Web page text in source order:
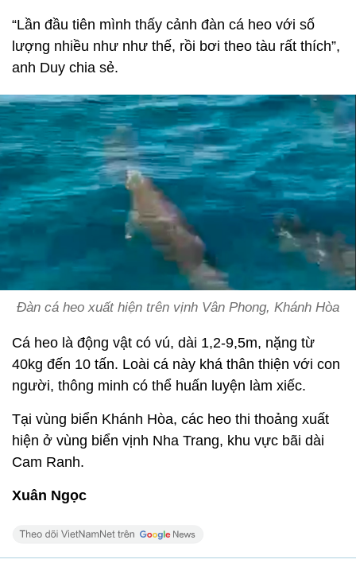
“Lần đầu tiên mình thấy cảnh đàn cá heo với số
lượng nhiều như như thế, rồi bơi theo tàu rất thích”,
anh Duy chia sẻ.
Đàn cá heo xuất hiện trên vịnh Vân Phong, Khánh Hòa
Cá heo là động vật có vú, dài 1,2-9,5m, nặng từ
40kg đến 10 tấn. Loài cá này khá thân thiện với con
người, thông minh có thể huấn luyện làm xiếc.
Tại vùng biển Khánh Hòa, các heo thi thoảng xuất
hiện ở vùng biển vịnh Nha Trang, khu vực bãi dài
Cam Ranh.
Xuân Ngọc